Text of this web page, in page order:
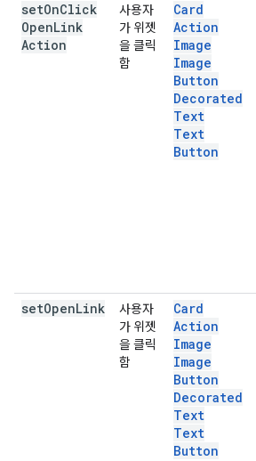
setOnClick
OpenLink
Action
사용자
가 위젯
을 클릭
함
Card
Action
Image
Image
Button
Decorated
Text
Text
Button
setOpenLink
사용자
가 위젯
을 클릭
함
Card
Action
Image
Image
Button
Decorated
Text
Text
Button